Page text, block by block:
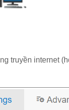
truyền internet